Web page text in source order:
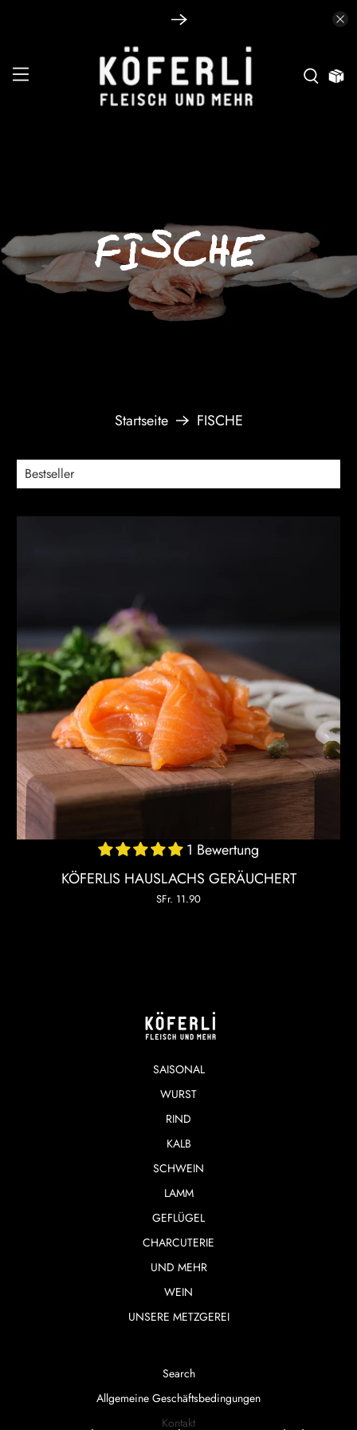
FISCHE
Startseite FISCHE
1 Bewertung
KÖFERLIS HAUSLACHS GERÄUCHERT
SFr. 11.90
SAISONAL
WURST
RIND
KALB
SCHWEIN
LAMM
GEFLÜGEL
CHARCUTERIE
UND MEHR
WEIN
UNSERE METZGEREI
Search
Allgemeine Geschäftsbedingungen
Kontakt